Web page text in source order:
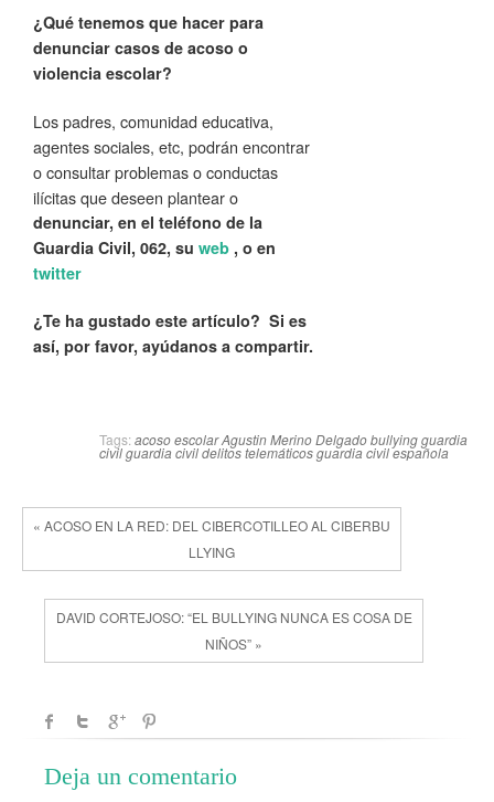
¿Qué tenemos que hacer para
denunciar casos de acoso o
violencia escolar?
Los padres, comunidad educativa,
agentes sociales, etc, podrán encontrar
o consultar problemas o conductas
ilícitas que deseen plantear o
denunciar, en el teléfono de la
Guardia Civil, 062, su web , o en
twitter
¿Te ha gustado este artículo? Si es
así, por favor, ayúdanos a compartir.
Tags: acoso escolarAgustin Merino Delgadobullyingguardia
civilguardia civil delitos telemáticosguardia civil española
« ACOSO EN LA RED: DEL CIBERCOTILLEO AL CIBERBU
LLYING
DAVID CORTEJOSO: “EL BULLYING NUNCA ES COSA DE
NIÑOS” »
Deja un comentario